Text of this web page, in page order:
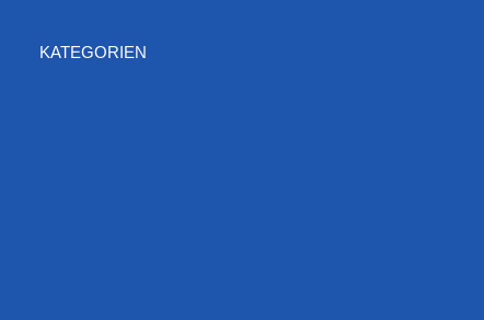
KATEGORIEN